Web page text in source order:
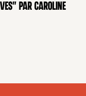
par Caroline